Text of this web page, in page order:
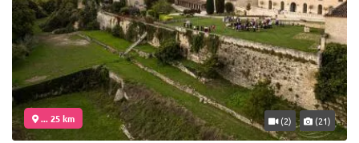
... 25 km (2) (21)